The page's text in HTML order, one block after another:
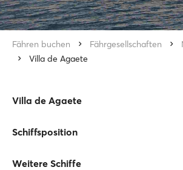
Fähren buchen Fährgesellschaften
Villa de Agaete
Villa de Agaete
Schiffsposition
Weitere Schiffe